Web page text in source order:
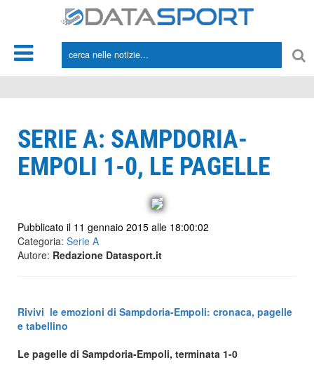
SERIE A: SAMPDORIA-
EMPOLI 1-0, LE PAGELLE
Pubblicato il 11 gennaio 2015 alle 18:00:02
Categoria: Serie A
Autore: Redazione Datasport.it
Rivivi le emozioni di Sampdoria-Empoli: cronaca, pagelle
e tabellino
Le pagelle di Sampdoria-Empoli, terminata 1-0